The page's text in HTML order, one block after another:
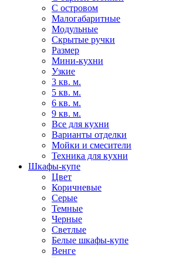
С островом
Малогабаритные
Модульные
Скрытые ручки
Размер
Мини-кухни
Узкие
3 кв. м.
5 кв. м.
6 кв. м.
9 кв. м.
Все для кухни
Варианты отделки
Мойки и смесители
Техника для кухни
Шкафы-купе
Цвет
Коричневые
Серые
Темные
Черные
Светлые
Белые шкафы-купе
Венге